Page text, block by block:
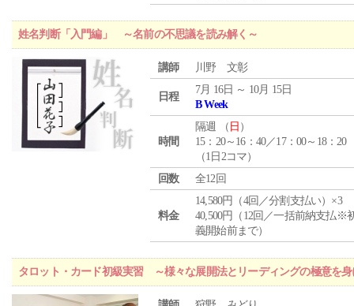
姓名判断「入門編」 ～名前の不思議を読み解く～
講師 川野 文彰
日程
7月 16日 ～ 10月 15日
B Week
時間
隔週 （ 日 ）
15：20～16：40／17：00～18：20
（1日2コマ）
回数
全12回
料金
14,580円（4回／分割支払い）×3
40,500円（12回／一括前納支払※
義開始前まで）
タロット・カード初級実習 ～様々な展開法とリーディングの極意を身